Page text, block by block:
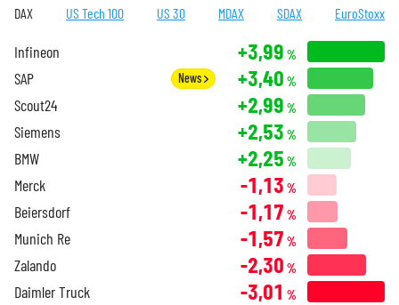
DAX US Tech 100 US 30 MDAX SDAX EuroStoxx
Infineon +3,99 %
SAP News +3,40 %
Scout24 +2,99 %
Siemens +2,53 %
BMW +2,25 %
Merck -1,13 %
Beiersdorf -1,17 %
Munich Re -1,57 %
Zalando -2,30 %
Daimler Truck -3,01 %